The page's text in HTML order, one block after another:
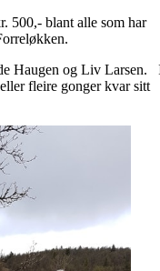
500,- blant alle som har
Haugen og Liv Larsen.
fleire gonger kvar sitt